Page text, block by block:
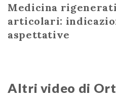
Medicina
articolari:
aspettative
Altri video di